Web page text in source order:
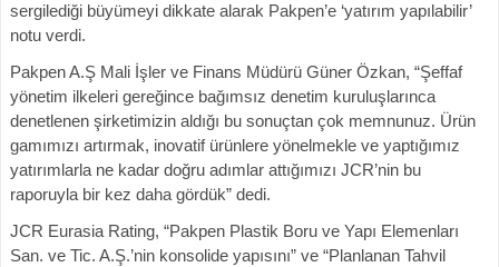
sergilediği büyümeyi dikkate alarak Pakpen’e ‘yatırım yapılabilir’
notu verdi.
Pakpen A.Ş Mali İşler ve Finans Müdürü Güner Özkan, “Şeffaf
yönetim ilkeleri gereğince bağımsız denetim kuruluşlarınca
denetlenen şirketimizin aldığı bu sonuçtan çok memnunuz. Ürün
gamımızı artırmak, inovatif ürünlere yönelmekle ve yaptığımız
yatırımlarla ne kadar doğru adımlar attığımızı JCR’nin bu
raporuyla bir kez daha gördük” dedi.
JCR Eurasia Rating, “Pakpen Plastik Boru ve Yapı Elemenları
San. ve Tic. A.Ş.’nin konsolide yapısını” ve “Planlanan Tahvil